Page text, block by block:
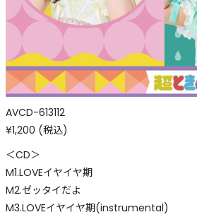
AVCD-613112
¥1,200 (税込)
＜CD＞
M1.LOVEイヤイヤ期
M2.ゼッタイだよ
M3.LOVEイヤイヤ期(instrumental)